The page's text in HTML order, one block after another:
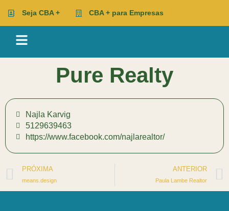
Seja CBA + CBA + para Empresas
Pure Realty
Najla Karvig
5129639463
https://www.facebook.com/najlarealtor/
PRÓXIMA
means.design
ANTERIOR
Paula Lambe Realtor